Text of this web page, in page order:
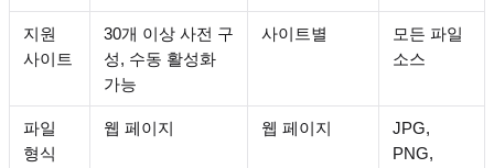
지원
사이트
30개 이상 사전 구
성, 수동 활성화
가능
사이트별
모든 파일
소스
파일
형식
웹 페이지 웹 페이지
JPG,
PNG,